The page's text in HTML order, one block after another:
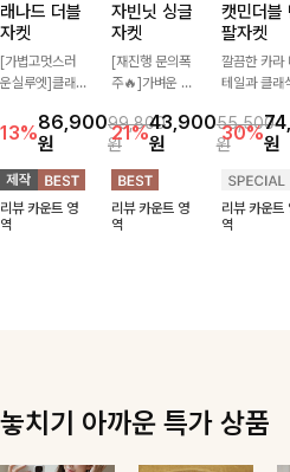
래나드 더블
자켓
[가볍고멋스러
운실루엣]클래
하게 걸치기 좋
은 반팔 자켓-자
주 입게 될 깔끔
한 핏은 물론, 쾌
적함도 챙겨드려
요 :)
13%86,900
원
99,800
원
리뷰 카운트 영
역
자빈닛 싱글
자켓
[재진행 문의폭
주🔥]가벼운 소
기만 해도 캐주
얼한 무드를 만
들어주며 반팔
디자인으로 더운
날에도 편안하게
착용 가능한 반
21%43,900
원
55,500
원
리뷰 카운트 영
역
캣민더블
팔자켓
깔끔한 카라
테일과 클래
인으로 세련
무드를 완성한
볍게 걸쳐주
해도 멋스럽
스타일링돼요
30%원
리뷰 카운트
역
놓치기 아까운 특가 상품